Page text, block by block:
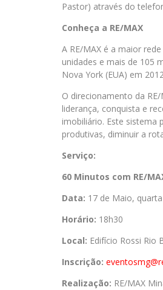
Pastor) através do
Conheça a RE/MAX
A RE/MAX é a maior
unidades e mais de 105
Nova York (EUA) em
O direcionamento da
liderança, conquista e
imobiliário. Este sistema
produtivas, diminuir a
Serviço:
60 Minutos com RE/
Data: 17 de Maio,
Horário: 18h30
Local: Edifício Rossi Rio
Inscrição:
Realização: RE/MAX